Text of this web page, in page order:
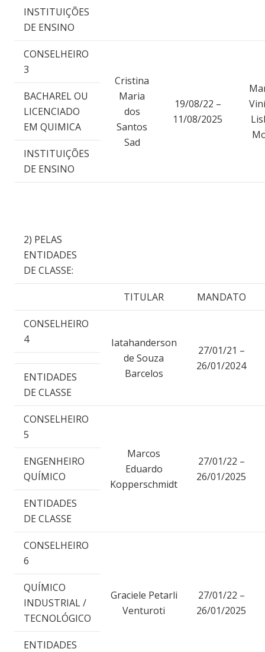
INSTITUIÇÕES
DE ENSINO
CONSELHEIRO
3
Cristina
Maria
dos
Santos
Sad
19/08/22 –
11/08/2025
BACHAREL OU
LICENCIADO
EM QUIMICA
INSTITUIÇÕES
DE ENSINO
2) PELAS
ENTIDADES
DE CLASSE:
TITULAR MANDATO
CONSELHEIRO
4
Iatahanderson
de Souza
Barcelos
27/01/21 –
26/01/2024
ENTIDADES
DE CLASSE
CONSELHEIRO
5
Marcos
Eduardo
Kopperschmidt
27/01/22 –
26/01/2025
ENGENHEIRO
QUÍMICO
ENTIDADES
DE CLASSE
CONSELHEIRO
6
Graciele Petarli
Venturoti
27/01/22 –
26/01/2025
QUÍMICO
INDUSTRIAL /
TECNOLÓGICO
ENTIDADES